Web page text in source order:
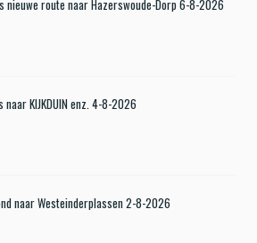
nieuwe route naar Hazerswoude-Dorp 6-8-2026
naar KIJKDUIN enz. 4-8-2026
naar Westeinderplassen 2-8-2026